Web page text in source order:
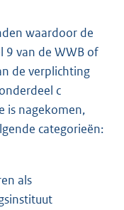
waardoor de
9 van de WWB of
de verplichting
c
is nagekomen,
categorieën:
als